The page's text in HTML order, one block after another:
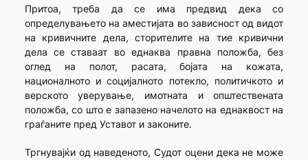
Притоа, треба да се има предвид дека со
определувањето на аместијата во зависност од видот
на кривичните дела, сторителите на тие кривични
дела се ставаат во еднаква правна положба, без
оглед на полот, расата, бојата на кожата,
националното и социјалното потекло, политичкото и
верското уверување, имотната и општествената
положба, со што е запазено начелото на еднаквост на
граѓаните пред Уставот и законите.
Тргнувајќи од наведеното, Судот оцени дека не може